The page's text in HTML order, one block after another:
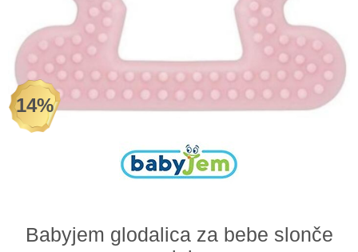
Igračke za bebe i decu
AKCIJA
Prodavnica
14%
Babyjem glodalica za bebe slonče